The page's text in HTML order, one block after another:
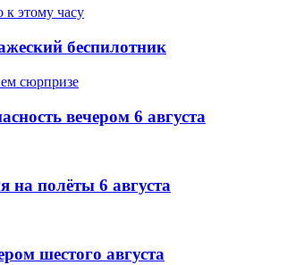
беспилотник
вечером 6 августа
на полёты 6 августа
шестого августа